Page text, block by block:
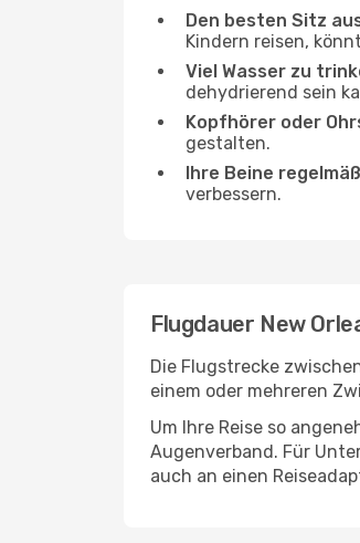
Den besten Sitz
Kindern reisen,
Viel Wasser zu
dehydrierend sein
Kopfhörer oder
gestalten.
Ihre Beine
verbessern.
Flugdauer New
Die Flugstrecke
einem oder mehreren
Um Ihre Reise so
Augenverband. Für
auch an einen